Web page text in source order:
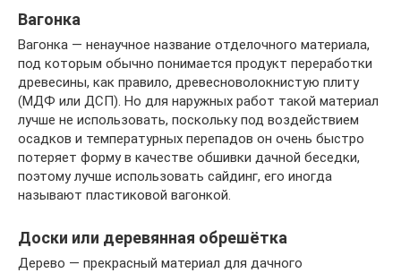
Вагонка
Вагонка — ненаучное название отделочного материала,
под которым обычно понимается продукт переработки
древесины, как правило, древесноволокнистую плиту
(МДФ или ДСП). Но для наружных работ такой материал
лучше не использовать, поскольку под воздействием
осадков и температурных перепадов он очень быстро
потеряет форму в качестве обшивки дачной беседки,
поэтому лучше использовать сайдинг, его иногда
называют пластиковой вагонкой.
Доски или деревянная обрешётка
Дерево — прекрасный материал для дачного